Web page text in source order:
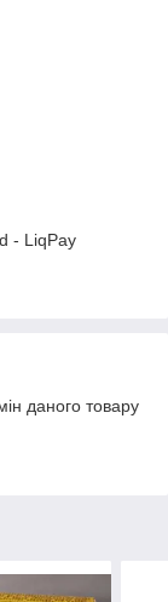
- LiqPay
даного товару